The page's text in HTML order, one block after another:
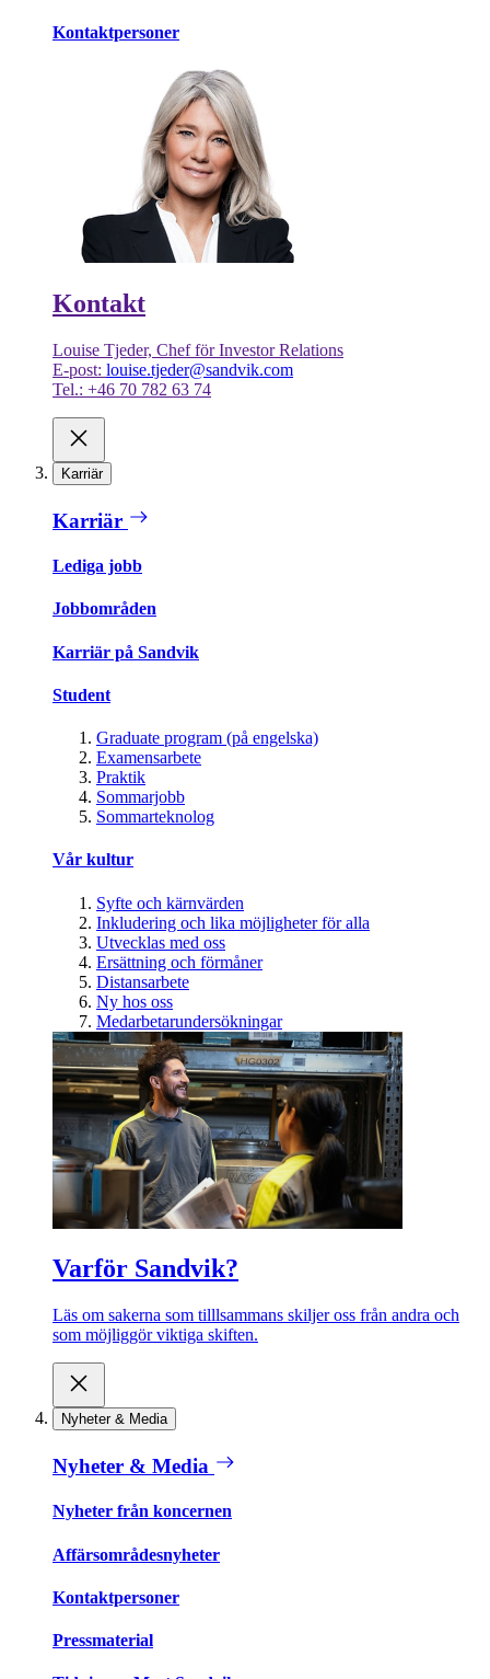
Kontaktpersoner
Kontakt
Louise Tjeder, Chef för Investor Relations
E-post: louise.tjeder@sandvik.com
Tel.: +46 70 782 63 74
Karriär
Karriär
Lediga jobb
Jobbområden
Karriär på Sandvik
Student
Graduate program (på engelska)
Examensarbete
Praktik
Sommarjobb
Sommarteknolog
Vår kultur
Syfte och kärnvärden
Inkludering och lika möjligheter för alla
Utvecklas med oss
Ersättning och förmåner
Distansarbete
Ny hos oss
Medarbetarundersökningar
Varför Sandvik?
Läs om sakerna som tilllsammans skiljer oss från andra och
som möjliggör viktiga skiften.
Nyheter & Media
Nyheter & Media
Nyheter från koncernen
Affärsområdesnyheter
Kontaktpersoner
Pressmaterial